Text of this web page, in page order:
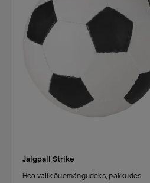
Jalgpall Strike
Hea valik õuemängudeks, pakkudes